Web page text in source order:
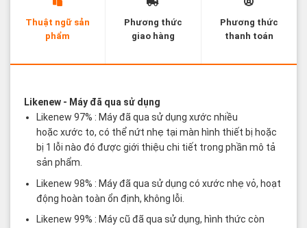
Thuật ngữ sản
phẩm
Phương thức
giao hàng
Phương thức
thanh toán
Likenew- Máy đã qua sử dụng
Likenew 97% : Máy đã qua sử dụng xước nhiều
hoặc xước to, có thể nứt nhẹ tại màn hình thiết bị hoặc
bị 1 lỗi nào đó được giới thiệu chi tiết trong phần mô tả
sản phẩm.
Likenew 98% : Máy đã qua sử dụng có xước nhẹ vỏ, hoạt
động hoàn toàn ổn định, không lỗi.
Likenew 99% : Máy cũ đã qua sử dụng, hình thức còn